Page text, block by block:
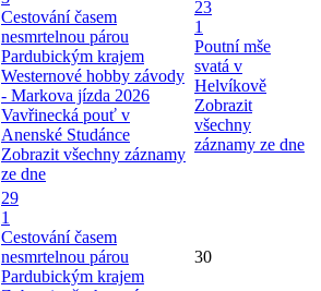
Cestování časem
nesmrtelnou párou
Pardubickým krajem
Westernové hobby závody
- Markova jízda 2026
Vavřinecká pouť v
Anenské Studánce
Zobrazit všechny záznamy
ze dne
23
1
Poutní mše
svatá v
Helvíkově
Zobrazit
všechny
záznamy ze dne
29
1
Cestování časem
nesmrtelnou párou
Pardubickým krajem
30